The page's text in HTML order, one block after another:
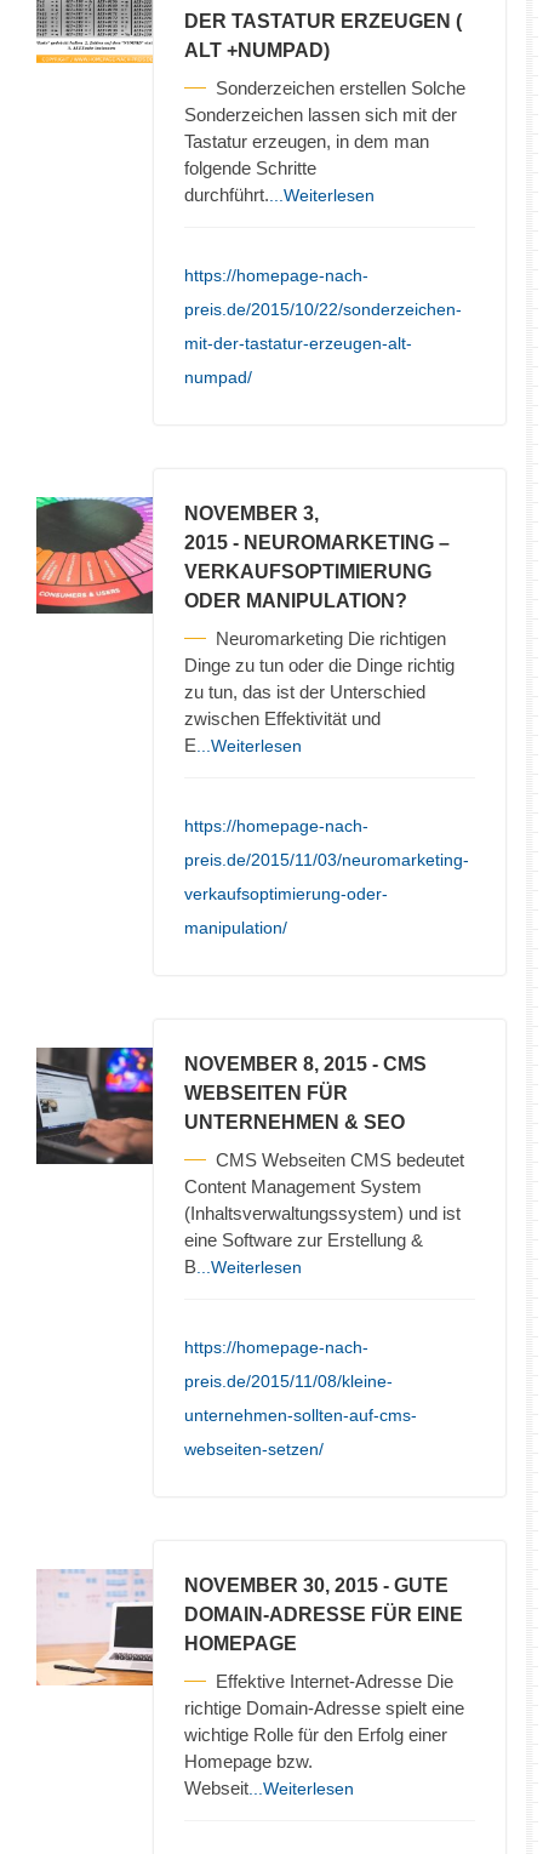
DER TASTATUR ERZEUGEN (
ALT +NUMPAD)
Sonderzeichen erstellen Solche
Sonderzeichen lassen sich mit der
Tastatur erzeugen, in dem man
folgende Schritte
durchführt. ...Weiterlesen
https://homepage-nach-
preis.de/2015/10/22/sonderzeichen-
mit-der-tastatur-erzeugen-alt-
numpad/
NOVEMBER 3,
2015 - NEUROMARKETING –
VERKAUFSOPTIMIERUNG
ODER MANIPULATION?
Neuromarketing Die richtigen
Dinge zu tun oder die Dinge richtig
zu tun, das ist der Unterschied
zwischen Effektivität und
E ...Weiterlesen
https://homepage-nach-
preis.de/2015/11/03/neuromarketing-
verkaufsoptimierung-oder-
manipulation/
NOVEMBER 8, 2015 - CMS
WEBSEITEN FÜR
UNTERNEHMEN & SEO
CMS Webseiten CMS bedeutet
Content Management System
(Inhaltsverwaltungssystem) und ist
eine Software zur Erstellung &
B ...Weiterlesen
https://homepage-nach-
preis.de/2015/11/08/kleine-
unternehmen-sollten-auf-cms-
webseiten-setzen/
NOVEMBER 30, 2015 - GUTE
DOMAIN-ADRESSE FÜR EINE
HOMEPAGE
Effektive Internet-Adresse Die
richtige Domain-Adresse spielt eine
wichtige Rolle für den Erfolg einer
Homepage bzw.
Webseit ...Weiterlesen